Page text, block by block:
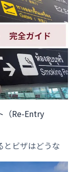
（Re-Entry
とビザはどうな